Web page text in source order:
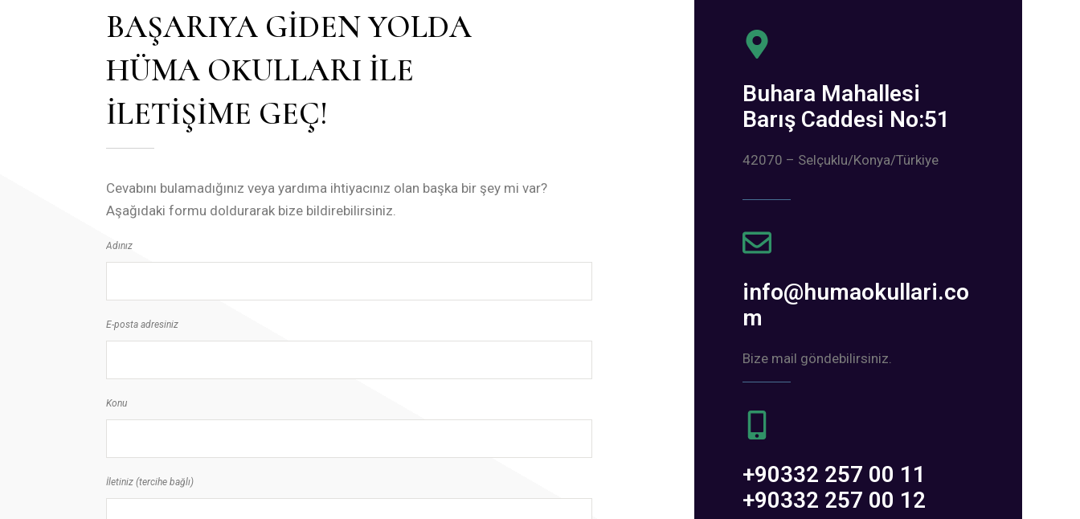
BAŞARIYA GIDEN YOLDA
HÜMA OKULLARI ILE
ILETIŞIME GEÇ!
Cevabını bulamadığınız veya yardıma ihtiyacınız olan başka bir şey mi var?
Aşağıdaki formu doldurarak bize bildirebilirsiniz.
Adınız
E-posta adresiniz
Konu
İletiniz (tercihe bağlı)
Buhara Mahallesi
Barış Caddesi No:51
42070 – Selçuklu/Konya/Türkiye
info@humaokullari.co
m
Bize mail göndebilirsiniz.
+90332 257 00 11
+90332 257 00 12